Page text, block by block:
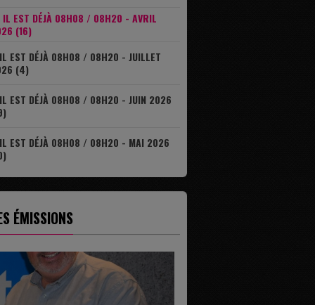
IL EST DÉJÀ 08H08 / 08H20 - AVRIL
(16)
IL EST DÉJÀ 08H08 / 08H20 - JUILLET
(4)
IL EST DÉJÀ 08H08 / 08H20 - JUIN 2026
IL EST DÉJÀ 08H08 / 08H20 - MAI 2026
ÉMISSIONS